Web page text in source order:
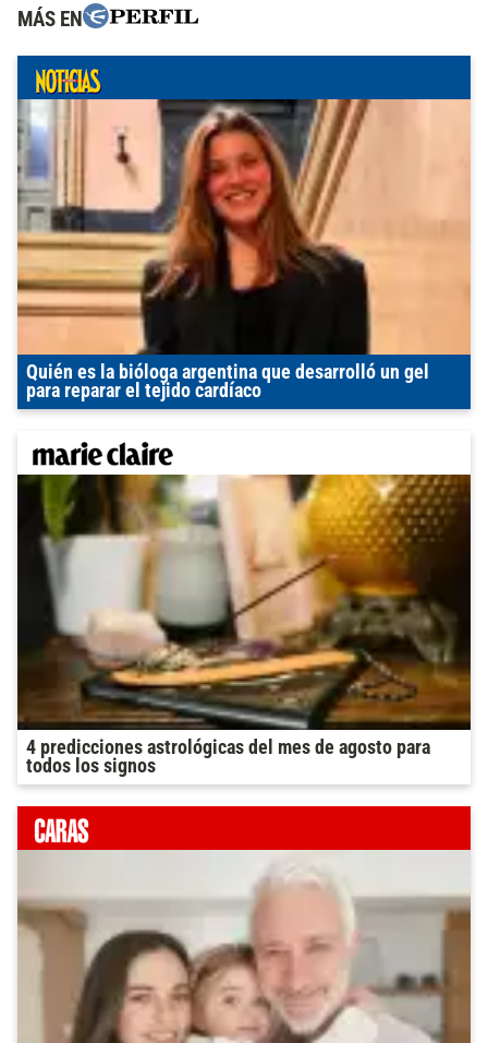
MÁS EN
Quién es la bióloga argentina que desarrolló un gel
para reparar el tejido cardíaco
4 predicciones astrológicas del mes de agosto para
todos los signos